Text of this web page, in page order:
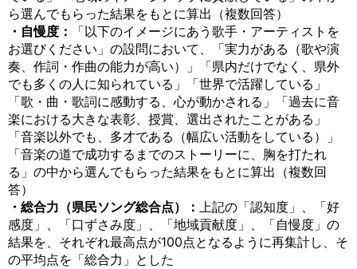
ら選んでもらった結果をもとに算出（複数回答）
・自慢度：
「以下のイメージにあう歌手・アーティストを
お選びください」の設問において、「実力がある（歌や演
奏、作詞・作曲の能力が高い）」「県内だけでなく、県外
でも多くの人に知られている」「世界で活躍している」
「歌・曲・歌詞に感動する、心が動かされる」「過去に音
楽における大きな表彰、授賞、選出されたことがある」
「音楽以外でも、多才である（幅広い活動をしている）」
「音楽の道で成功するまでのストーリーに、胸を打たれ
る」の中から選んでもらった結果をもとに算出（複数回
答）
・総合力（県民ソング総合点）： 上記の「認知度」、「好
感度」、「口ずさみ度」、「地域貢献度」、「自慢度」の
結果を、それぞれ最高点が100点となるように再集計し、そ
の平均点を「総合力」とした